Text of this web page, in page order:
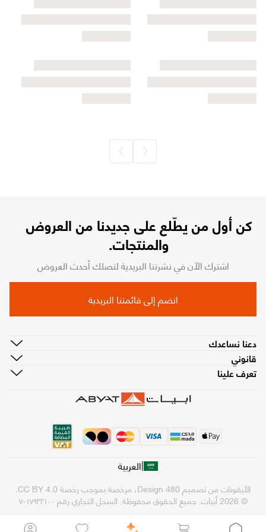
كن أول من يطّلع على جديدنا من العروض
والمنتجات.
اشترك الآن في نشرتنا البريدية لتصلك أحدث العروض
انضم إلى قائمتنا البريدية
دعنا نساعدك
قانوني
تعرف علينا
|العربية
© 2026 أبيات. جميع الحقوق محفوظة. السجل التجاري رقم ٧٠١٧٩٢٢١٠٠
الأيقونات من تصميم ، مرخصة بموجب رخصة .